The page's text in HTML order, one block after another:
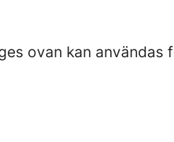
ovan kan användas